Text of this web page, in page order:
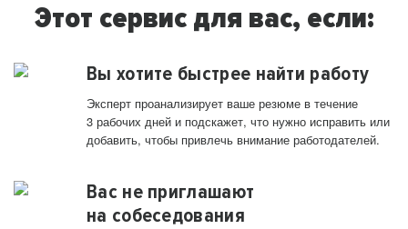
Этот сервис для вас, если:
Вы хотите быстрее найти работу
Эксперт проанализирует ваше резюме в течение
3 рабочих дней и подскажет, что нужно исправить или
добавить, чтобы привлечь внимание работодателей.
Вас не приглашают
на собеседования